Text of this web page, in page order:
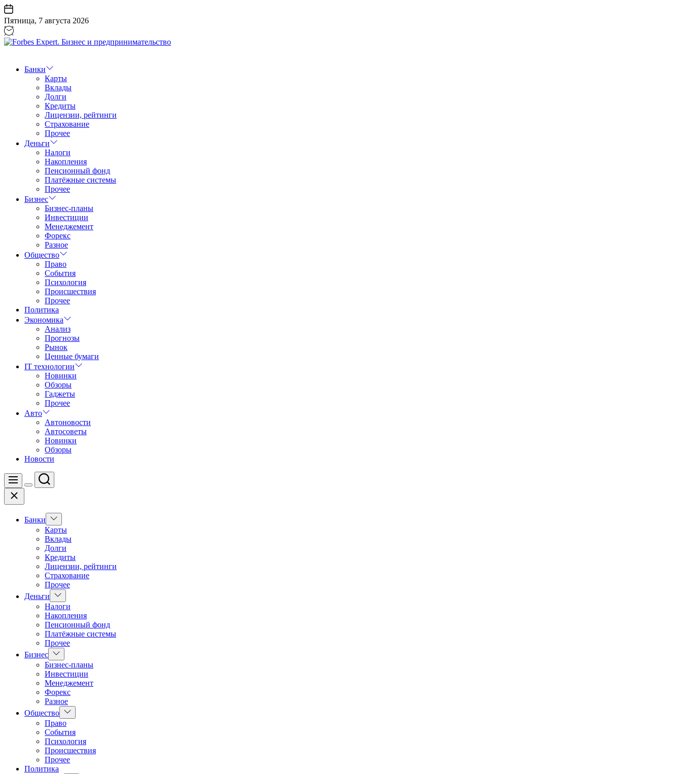
Перейти
к
содержанию
Пятница, 7 августа 2026
Бизнес
предпринимательство
Банки
Карты
Вклады
Долги
Кредиты
Лицензии, рейтинги
Страхование
Прочее
Деньги
Налоги
Накопления
Пенсионный фонд
Платёжные системы
Прочее
Бизнес
Бизнес-планы
Инвестиции
Менеджемент
Форекс
Разное
Общество
Право
События
Психология
Происшествия
Прочее
Политика
Экономика
Анализ
Прогнозы
Рынок
Ценные бумаги
IT технологии
Новинки
Обзоры
Гаджеты
Прочее
Авто
Автоновости
Автосоветы
Новинки
Обзоры
Новости
Меню
Цвет
Поиск
Закрыть
Банки
Показать
подменю
Карты
Вклады
Долги
Кредиты
Лицензии, рейтинги
Страхование
Прочее
Деньги
Показать
подменю
Налоги
Накопления
Пенсионный фонд
Платёжные системы
Прочее
Бизнес Показать
подменю
Бизнес-планы
Инвестиции
Менеджемент
Форекс
Разное
Общество Показать
подменю
Право
События
Психология
Происшествия
Прочее
Политика